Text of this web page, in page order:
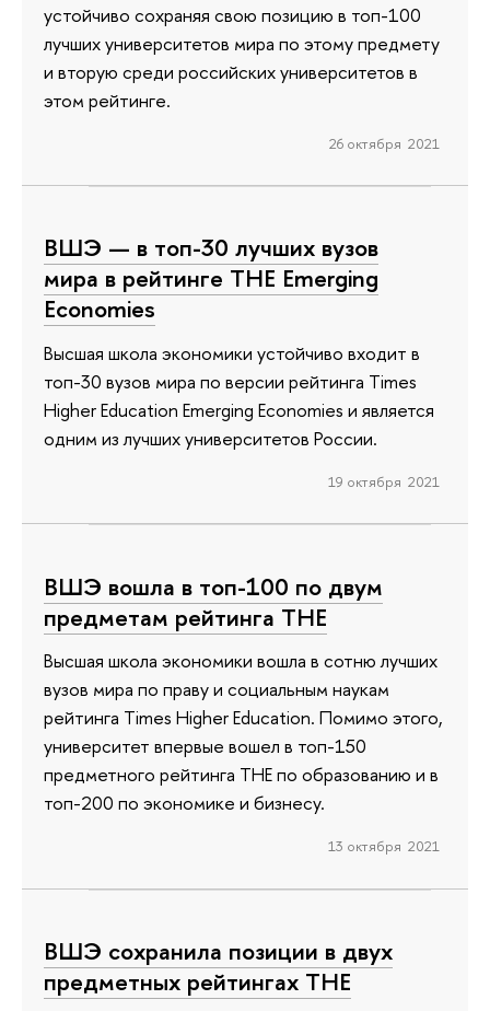
устойчиво сохраняя свою позицию в топ-100
лучших университетов мира по этому предмету
и вторую среди российских университетов в
этом рейтинге.
26 октября 2021
ВШЭ — в топ-30 лучших вузов
мира в рейтинге THE Emerging
Economies
Высшая школа экономики устойчиво входит в
топ-30 вузов мира по версии рейтинга Times
Higher Education Emerging Economies и является
одним из лучших университетов России.
19 октября 2021
ВШЭ вошла в топ-100 по двум
предметам рейтинга ТНЕ
Высшая школа экономики вошла в сотню лучших
вузов мира по праву и социальным наукам
рейтинга Times Higher Education. Помимо этого,
университет впервые вошел в топ-150
предметного рейтинга ТНЕ по образованию и в
топ-200 по экономике и бизнесу.
13 октября 2021
ВШЭ сохранила позиции в двух
предметных рейтингах ТНЕ